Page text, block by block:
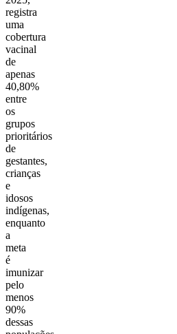
registra
uma
cobertura
vacinal
de
apenas
40,80%
entre
os
grupos
prioritários
de
gestantes,
crianças
e
idosos
indígenas,
enquanto
a
meta
é
imunizar
pelo
menos
90%
dessas